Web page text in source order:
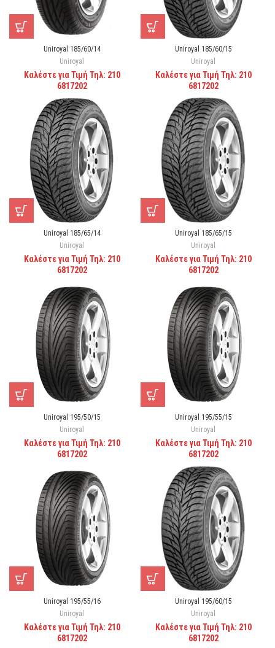
Uniroyal 185/60/14
Uniroyal
Καλέστε για Τιμή Τηλ: 210
6817202
Uniroyal 185/60/15
Uniroyal
Καλέστε για Τιμή Τηλ: 210
6817202
Uniroyal 185/65/14
Uniroyal
Καλέστε για Τιμή Τηλ: 210
6817202
Uniroyal 185/65/15
Uniroyal
Καλέστε για Τιμή Τηλ: 210
6817202
Uniroyal 195/50/15
Uniroyal
Καλέστε για Τιμή Τηλ: 210
6817202
Uniroyal 195/55/15
Uniroyal
Καλέστε για Τιμή Τηλ: 210
6817202
Uniroyal 195/55/16
Uniroyal
Καλέστε για Τιμή Τηλ: 210
6817202
Uniroyal 195/60/15
Uniroyal
Καλέστε για Τιμή Τηλ: 210
6817202